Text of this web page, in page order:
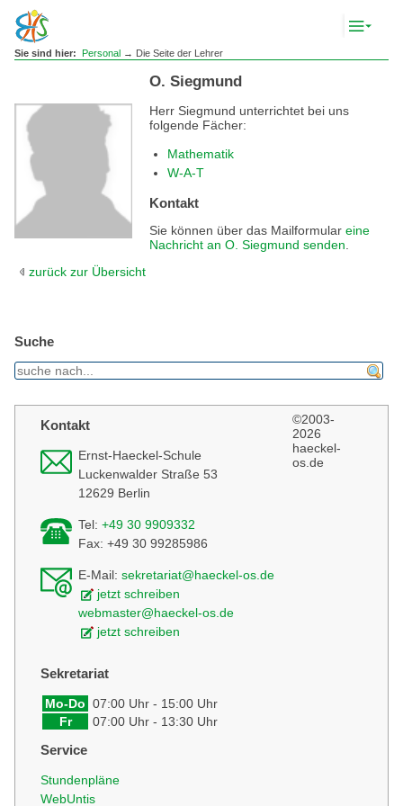
Sie sind hier: Personal→ Die Seite der Lehrer
O. Siegmund
Herr Siegmund unterrichtet bei uns
folgende Fächer:
Mathematik
W-A-T
Kontakt
Sie können über das Mailformular eine
Nachricht an O. Siegmund senden
zurück zur Übersicht
Suche
Kontakt
Ernst-Haeckel-Schule
Luckenwalder Straße 53
12629 Berlin
Tel: +49 30 9909332
Fax: +49 30 99285986
E-Mail: sekretariat@haeckel-os.de
jetzt schreiben
webmaster@haeckel-os.de
jetzt schreiben
Sekretariat
Mo-Do 07:00 Uhr - 15:00 Uhr
Fr
07:00 Uhr - 13:30 Uhr
Service
Stundenpläne
WebUntis
©2003-
2026
haeckel-
os.de